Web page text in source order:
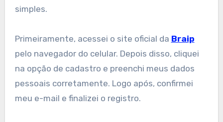
simples.
Primeiramente, acessei o site oficial da Braip
pelo navegador do celular. Depois disso, cliquei
na opção de cadastro e preenchi meus dados
pessoais corretamente. Logo após, confirmei
meu e-mail e finalizei o registro.